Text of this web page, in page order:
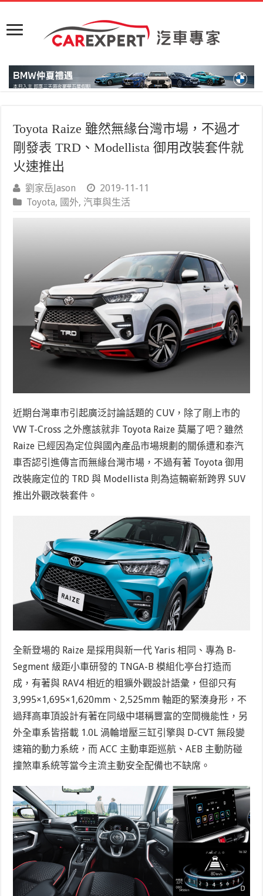
Toyota Raize 雖然無緣台灣市場，不過才
剛發表 TRD、Modellista 御用改裝套件就
火速推出
劉家岳Jason
2019-11-11
Toyota, 國外, 汽車與生活
近期台灣車市引起廣泛討論話題的 CUV，除了剛上市的
VW T-Cross 之外應該就非 Toyota Raize 莫屬了吧？雖然
Raize 已經因為定位與國內產品市場規劃的關係遭和泰汽
車否認引進傳言而無緣台灣市場，不過有著 Toyota 御用
改裝廠定位的 TRD 與 Modellista 則為這輛嶄新跨界 SUV
推出外觀改裝套件。
全新登場的 Raize 是採用與新一代 Yaris 相同、專為 B-
Segment 級距小車研發的 TNGA-B 模組化亭台打造而
成，有著與 RAV4 相近的粗獷外觀設計語彙，但卻只有
3,995×1,695×1,620mm、2,525mm 軸距的緊湊身形，不
過拜高車頂設計有著在同級中堪稱豐富的空間機能性，另
外全車系皆搭載 1.0L 渦輪增壓三缸引擎與 D-CVT 無段變
速箱的動力系統，而 ACC 主動車距巡航、AEB 主動防碰
撞煞車系統等當今主流主動安全配備也不缺席。